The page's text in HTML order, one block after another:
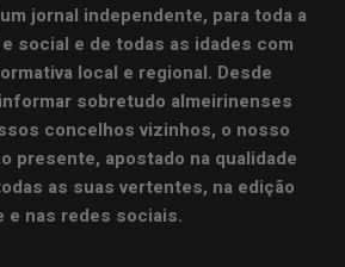
jornal independente, para toda a
social e de todas as idades com
local e regional. Desde
sobretudo almeirinenses
concelhos vizinhos, o nosso
presente, apostado na qualidade
as suas vertentes, na edição
e nas redes sociais.